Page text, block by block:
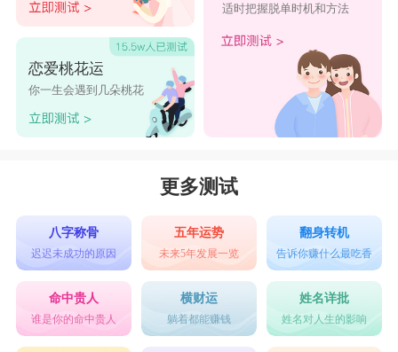
恋爱桃花运
你一生会遇到几朵桃花
适时把握脱单时机和方法
更多测试
八字称骨
迟迟未成功的原因
五年运势
未来5年发展一览
翻身转机
告诉你赚什么最吃香
命中贵人
谁是你的命中贵人
横财运
躺着都能赚钱
姓名详批
姓名对人生的影响